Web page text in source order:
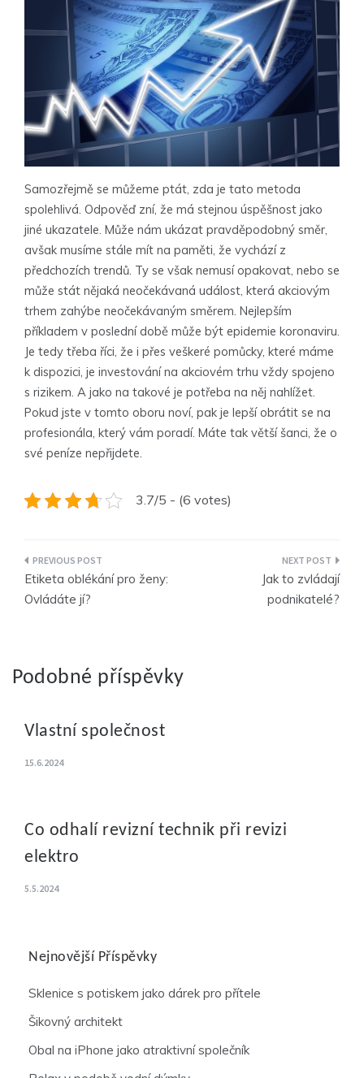
Samozřejmě se můžeme ptát, zda je tato metoda
spolehlivá. Odpověď zní, že má stejnou úspěšnost jako
jiné ukazatele. Může nám ukázat pravděpodobný směr,
avšak musíme stále mít na paměti, že vychází z
předchozích trendů. Ty se však nemusí opakovat, nebo se
může stát nějaká neočekávaná událost, která akciovým
trhem zahýbe neočekávaným směrem. Nejlepším
příkladem v poslední době může být epidemie koronaviru.
Je tedy třeba říci, že i přes veškeré pomůcky, které máme
k dispozici, je investování na akciovém trhu vždy spojeno
s rizikem. A jako na takové je potřeba na něj nahlížet.
Pokud jste v tomto oboru noví, pak je lepší obrátit se na
profesionála, který vám poradí. Máte tak větší šanci, že o
své peníze nepřijdete.
3.7/5 - (6 votes)
Navigace
pro
Etiketa oblékání pro ženy:
Ovládáte jí?
Jak to zvládají
podnikatelé?
Podobné příspěvky
Vlastní společnost
15.6.2024
Co odhalí revizní technik při revizi
elektro
5.5.2024
Nejnovější Příspěvky
Sklenice s potiskem jako dárek pro přítele
Šikovný architekt
Obal na iPhone jako atraktivní společník